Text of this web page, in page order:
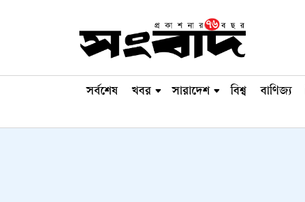
সর্বশেষ খবর সারাদেশ বিশ্ব বাণিজ্য